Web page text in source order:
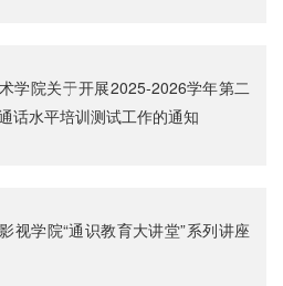
学院关于开展2025-2026学年第二
话水平培训测试工作的通知
视学院“通识教育大讲堂”系列讲座